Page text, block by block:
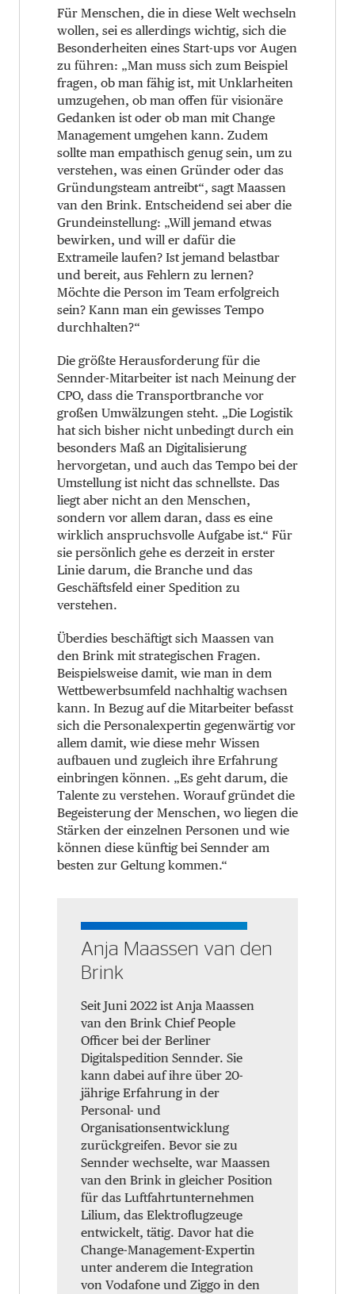
Für Menschen, die in diese Welt wechseln
wollen, sei es allerdings wichtig, sich die
Besonderheiten eines Start-ups vor Augen
zu führen: „Man muss sich zum Beispiel
fragen, ob man fähig ist, mit Unklarheiten
umzugehen, ob man offen für visionäre
Gedanken ist oder ob man mit Change
Management umgehen kann. Zudem
sollte man empathisch genug sein, um zu
verstehen, was einen Gründer oder das
Gründungsteam antreibt“, sagt Maassen
van den Brink. Entscheidend sei aber die
Grundeinstellung: „Will jemand etwas
bewirken, und will er dafür die
Extrameile laufen? Ist jemand belastbar
und bereit, aus Fehlern zu lernen?
Möchte die Person im Team erfolgreich
sein? Kann man ein gewisses Tempo
durchhalten?“
Die größte Herausforderung für die
Sennder-Mitarbeiter ist nach Meinung der
CPO, dass die Transportbranche vor
großen Umwälzungen steht. „Die Logistik
hat sich bisher nicht unbedingt durch ein
besonders Maß an Digitalisierung
hervorgetan, und auch das Tempo bei der
Umstellung ist nicht das schnellste. Das
liegt aber nicht an den Menschen,
sondern vor allem daran, dass es eine
wirklich anspruchsvolle Aufgabe ist.“ Für
sie persönlich gehe es derzeit in erster
Linie darum, die Branche und das
Geschäftsfeld einer Spedition zu
verstehen.
Überdies beschäftigt sich Maassen van
den Brink mit strategischen Fragen.
Beispielsweise damit, wie man in dem
Wettbewerbsumfeld nachhaltig wachsen
kann. In Bezug auf die Mitarbeiter befasst
sich die Personalexpertin gegenwärtig vor
allem damit, wie diese mehr Wissen
aufbauen und zugleich ihre Erfahrung
einbringen können. „Es geht darum, die
Talente zu verstehen. Worauf gründet die
Begeisterung der Menschen, wo liegen die
Stärken der einzelnen Personen und wie
können diese künftig bei Sennder am
besten zur Geltung kommen.“
Anja Maassen van den
Brink
Seit Juni 2022 ist Anja Maassen
van den Brink Chief People
Officer bei der Berliner
Digitalspedition Sennder. Sie
kann dabei auf ihre über 20-
jährige Erfahrung in der
Personal- und
Organisationsentwicklung
zurückgreifen. Bevor sie zu
Sennder wechselte, war Maassen
van den Brink in gleicher Position
für das Luftfahrtunternehmen
Lilium, das Elektroflugzeuge
entwickelt, tätig. Davor hat die
Change-Management-Expertin
unter anderem die Integration
von Vodafone und Ziggo in den